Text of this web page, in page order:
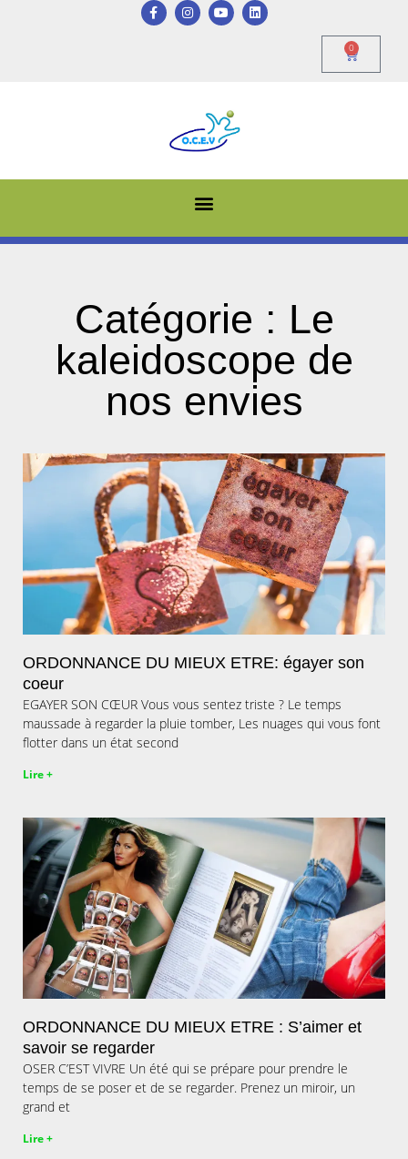
0
Catégorie : Le
kaleidoscope de
nos envies
ORDONNANCE DU MIEUX ETRE: égayer son
coeur
EGAYER SON CŒUR Vous vous sentez triste ? Le temps
maussade à regarder la pluie tomber, Les nuages qui vous font
flotter dans un état second
Lire +
ORDONNANCE DU MIEUX ETRE : S’aimer et
savoir se regarder
OSER C’EST VIVRE Un été qui se prépare pour prendre le
temps de se poser et de se regarder. Prenez un miroir, un
grand et
Lire +